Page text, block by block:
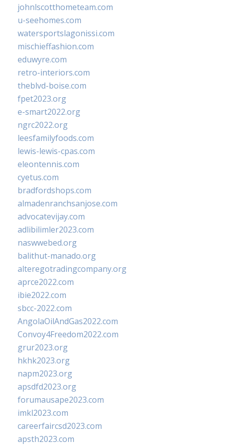
johnlscotthometeam.com
u-seehomes.com
watersportslagonissi.com
mischieffashion.com
eduwyre.com
retro-interiors.com
theblvd-boise.com
fpet2023.org
e-smart2022.org
ngrc2022.org
leesfamilyfoods.com
lewis-lewis-cpas.com
eleontennis.com
cyetus.com
bradfordshops.com
almadenranchsanjose.com
advocatevijay.com
adlibilimler2023.com
naswwebed.org
balithut-manado.org
alteregotradingcompany.org
aprce2022.com
ibie2022.com
sbcc-2022.com
AngolaOilAndGas2022.com
Convoy4Freedom2022.com
grur2023.org
hkhk2023.org
napm2023.org
apsdfd2023.org
forumausape2023.com
imkl2023.com
careerfaircsd2023.com
apsth2023.com